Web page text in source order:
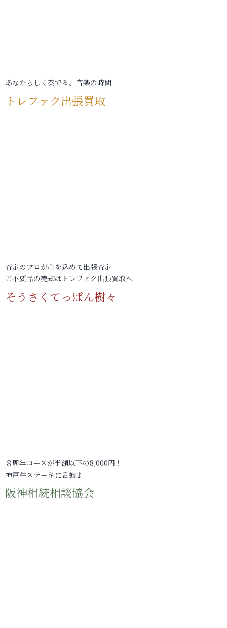
あなたらしく奏でる、音楽の時間
トレファク出張買取
査定のプロが心を込めて出張査定
ご不要品の売却はトレファク出張買取へ
そうさくてっぱん樹々
８周年コースが半額以下の8,000円！
神戸牛ステーキに舌鼓♪
阪神相続相談協会